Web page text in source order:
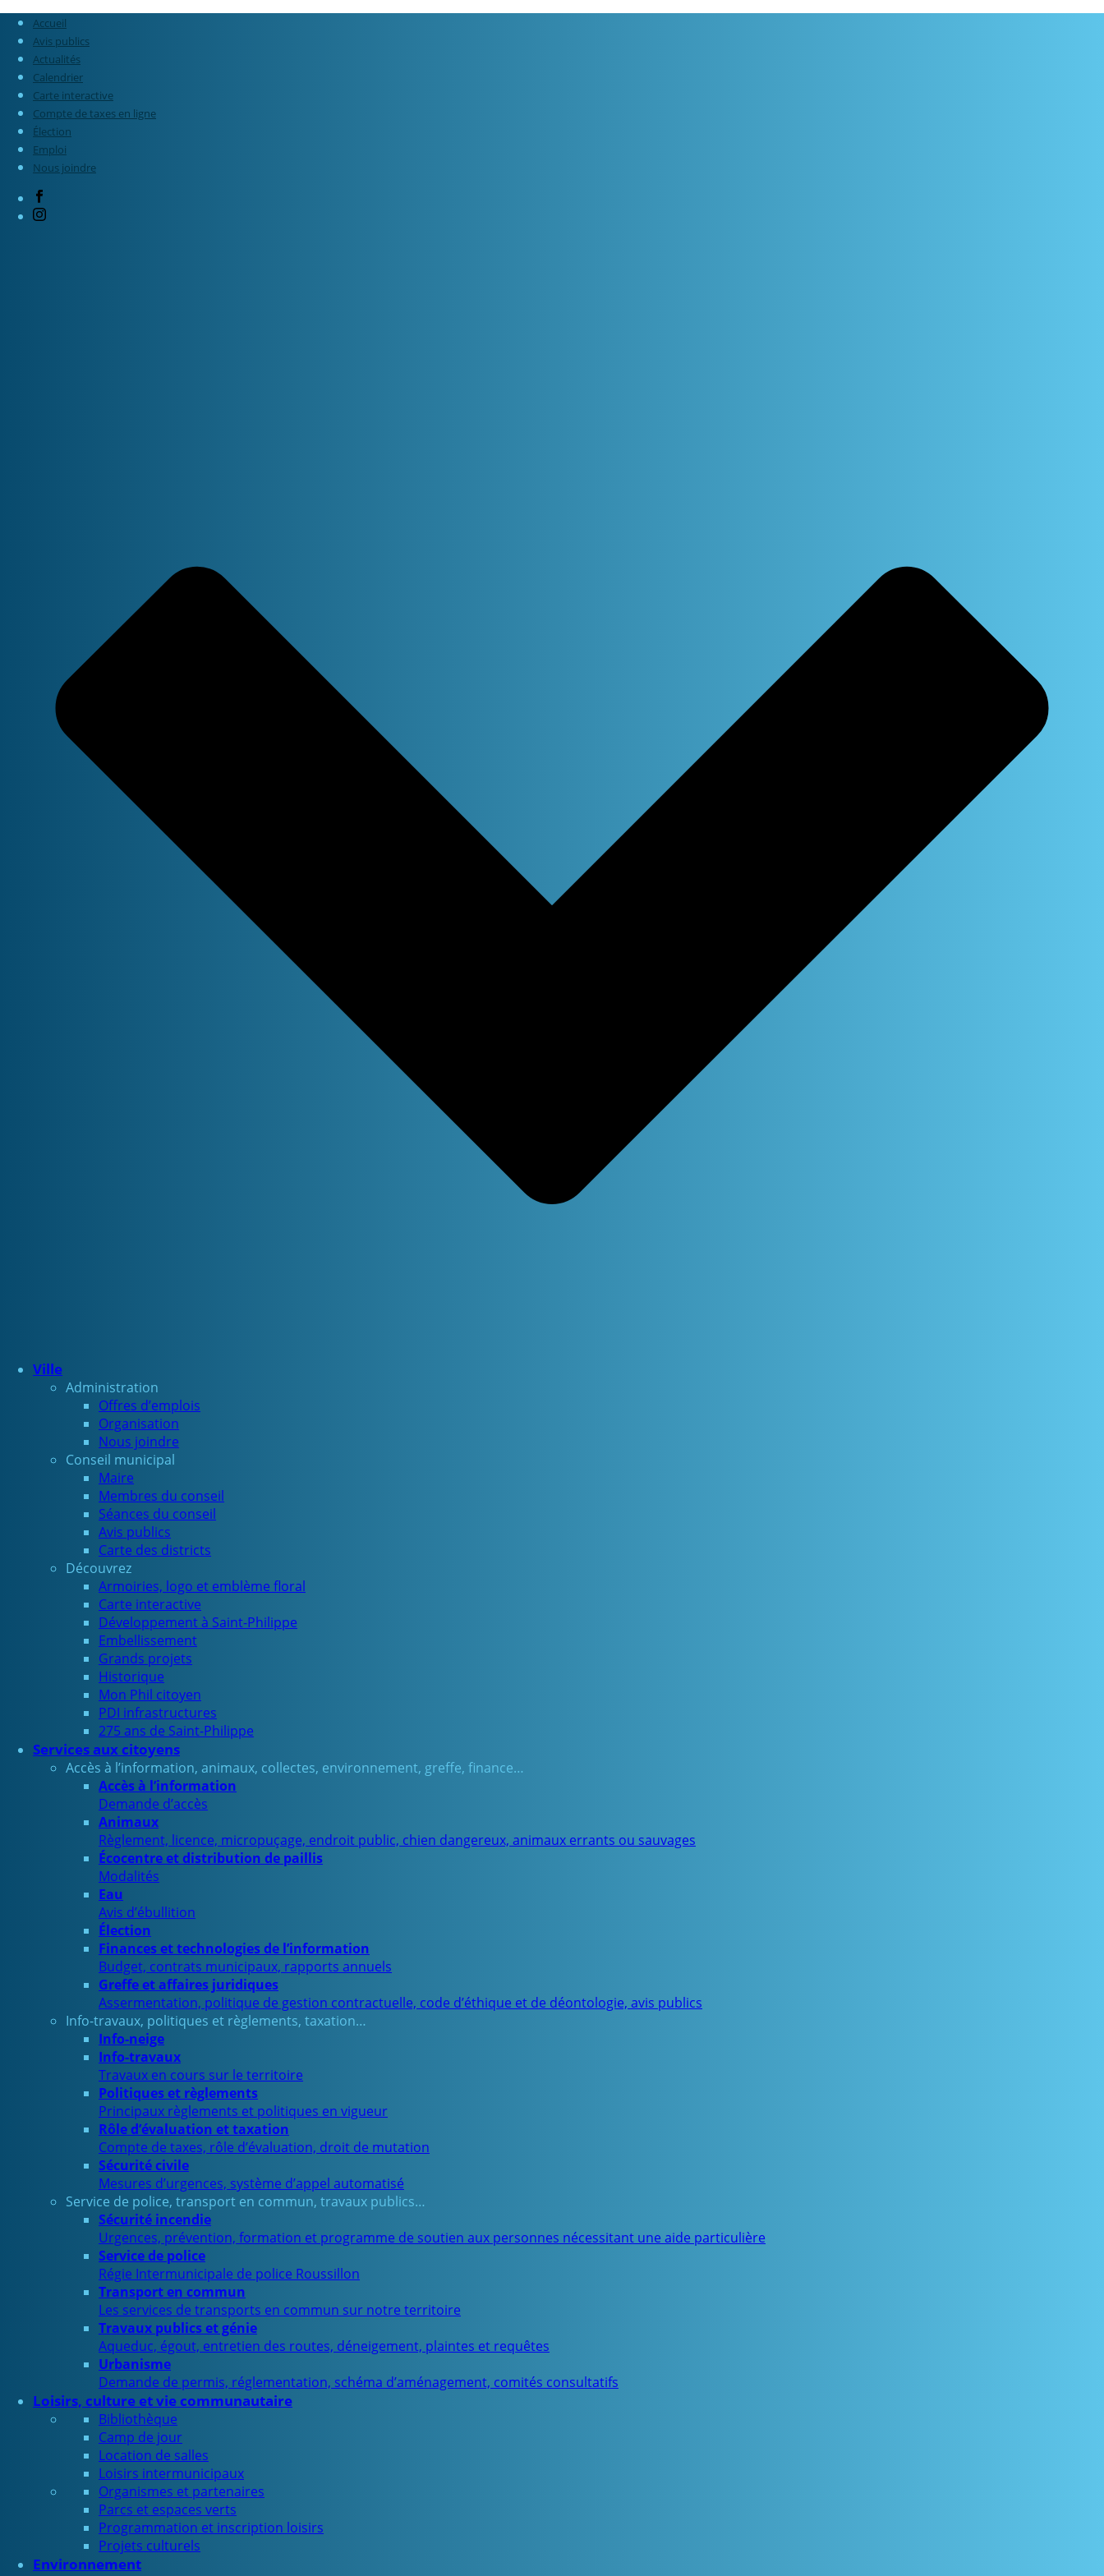
Accueil
Avis publics
Actualités
Calendrier
Carte interactive
Compte de taxes en ligne
Élection
Emploi
Nous joindre
Ville
Administration
Offres d’emplois
Organisation
Nous joindre
Conseil municipal
Maire
Membres du conseil
Séances du conseil
Avis publics
Carte des districts
Découvrez
Armoiries, logo et emblème floral
Carte interactive
Développement à Saint-Philippe
Embellissement
Grands projets
Historique
Mon Phil citoyen
PDI infrastructures
275 ans de Saint-Philippe
Services aux citoyens
Accès à l’information, animaux, collectes, environnement, greffe, finance…
Accès à l’information
Demande d’accès
Animaux
Règlement, licence, micropuçage, endroit public, chien dangereux, animaux errants ou sauvages
Écocentre et distribution de paillis
Modalités
Eau
Avis d’ébullition
Élection
Finances et technologies de l’information
Budget, contrats municipaux, rapports annuels
Greffe et affaires juridiques
Assermentation, politique de gestion contractuelle, code d’éthique et de déontologie, avis publics
Info-travaux, politiques et règlements, taxation…
Info-neige
Info-travaux
Travaux en cours sur le territoire
Politiques et règlements
Principaux règlements et politiques en vigueur
Rôle d’évaluation et taxation
Compte de taxes, rôle d’évaluation, droit de mutation
Sécurité civile
Mesures d’urgences, système d’appel automatisé
Service de police, transport en commun, travaux publics…
Sécurité incendie
Urgences, prévention, formation et programme de soutien aux personnes nécessitant une aide particulière
Service de police
Régie Intermunicipale de police Roussillon
Transport en commun
Les services de transports en commun sur notre territoire
Travaux publics et génie
Aqueduc, égout, entretien des routes, déneigement, plaintes et requêtes
Urbanisme
Demande de permis, réglementation, schéma d’aménagement, comités consultatifs
Loisirs, culture et vie communautaire
Bibliothèque
Camp de jour
Location de salles
Loisirs intermunicipaux
Organismes et partenaires
Parcs et espaces verts
Programmation et inscription loisirs
Projets culturels
Environnement